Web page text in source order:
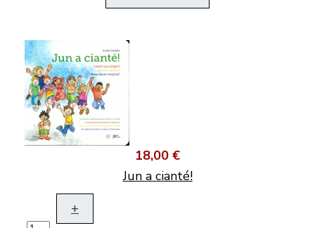
18,00 €
Jun a cianté!
+